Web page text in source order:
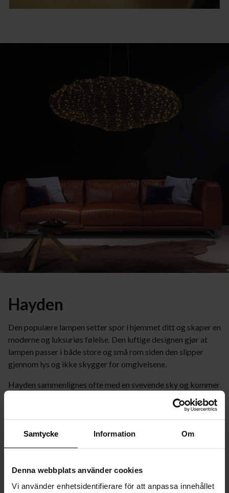
Samtycke Information Om
Denna webbplats använder cookies
Vi använder enhetsidentifierare för att anpassa innehållet
Hayden
Den populære lampen setter spor i hjemmet ditt og skaper en
moderne og luksuriøs følelse. Den luftige designen gjør at
lampen passer i både store og små rom siden den slipper
gjennom lys og ikke skygger for omgivelsene.
Hayden sammenlignes ofte med en svevende sky og kommer
i forskjellige utførelser og størrelser. Det som begynte som
én eneste taklampe, er nå blitt utvidet og komplettert med
Hayden-serien har til felles, er at de er smykket med små
LED-punkter som avgir et fantastisk skinn! Alle lamper i
eksemplar er unikt, med andre ord er ingen lamper helt like.